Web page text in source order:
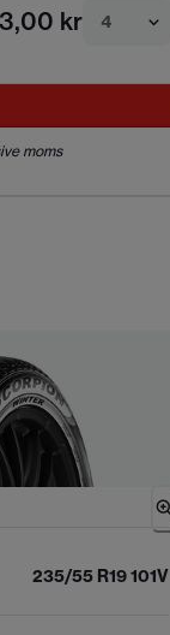
kr 4
moms
235/55 R19 101V